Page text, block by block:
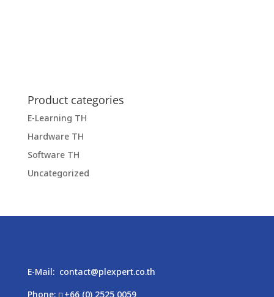
Product categories
E-Learning TH
Hardware TH
Software TH
Uncategorized
E-Mail: contact@plexpert.co.th